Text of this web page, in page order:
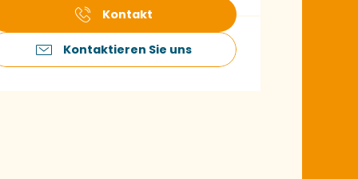
Kontakt
Kontaktieren Sie uns